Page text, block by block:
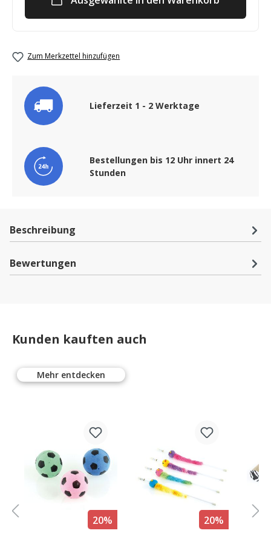
Zum Merkzettel hinzufügen
Lieferzeit 1 - 2 Werktage
Bestellungen bis 12 Uhr innert 24
Stunden
Beschreibung
Bewertungen
Kunden kauften auch
Mehr entdecken
20% 20%